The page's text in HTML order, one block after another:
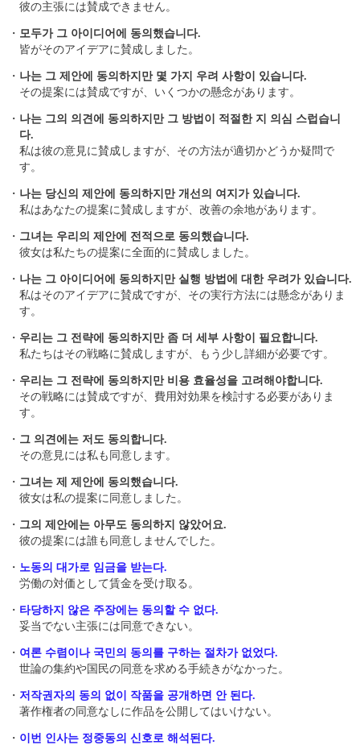
彼の主張には賛成できません。
・ 모두가 그 아이디어에 동의했습니다.
皆がそのアイデアに賛成しました。
・ 나는 그 제안에 동의하지만 몇 가지 우려 사항이 있습니다.
その提案には賛成ですが、いくつかの懸念があります。
・ 나는 그의 의견에 동의하지만 그 방법이 적절한 지 의심 스럽습니
다.
私は彼の意見に賛成しますが、その方法が適切かどうか疑問で
す。
・ 나는 당신의 제안에 동의하지만 개선의 여지가 있습니다.
私はあなたの提案に賛成しますが、改善の余地があります。
・ 그녀는 우리의 제안에 전적으로 동의했습니다.
彼女は私たちの提案に全面的に賛成しました。
・ 나는 그 아이디어에 동의하지만 실행 방법에 대한 우려가 있습니다.
私はそのアイデアに賛成ですが、その実行方法には懸念がありま
す。
・ 우리는 그 전략에 동의하지만 좀 더 세부 사항이 필요합니다.
私たちはその戦略に賛成しますが、もう少し詳細が必要です。
・ 우리는 그 전략에 동의하지만 비용 효율성을 고려해야합니다.
その戦略には賛成ですが、費用対効果を検討する必要がありま
す。
・ 그 의견에는 저도 동의합니다.
その意見には私も同意します。
・ 그녀는 제 제안에 동의했습니다.
彼女は私の提案に同意しました。
・ 그의 제안에는 아무도 동의하지 않았어요.
彼の提案には誰も同意しませんでした。
・ 노동의 대가로 임금을 받는다.
労働の対価として賃金を受け取る。
・ 타당하지 않은 주장에는 동의할 수 없다.
妥当でない主張には同意できない。
・ 여론 수렴이나 국민의 동의를 구하는 절차가 없었다.
世論の集約や国民の同意を求める手続きがなかった。
・ 저작권자의 동의 없이 작품을 공개하면 안 된다.
著作権者の同意なしに作品を公開してはいけない。
・ 이번 인사는 정중동의 신호로 해석된다.